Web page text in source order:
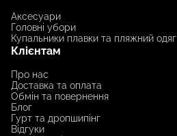
Аксесуари
Головні убори
Купальники плавки та пляжний одяг
Клієнтам
Про нас
Доставка та оплата
Обмін та повернення
Блог
Гурт та дропшипінг
Відгуки